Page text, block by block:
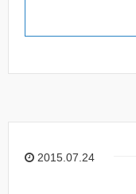
2015.07.24